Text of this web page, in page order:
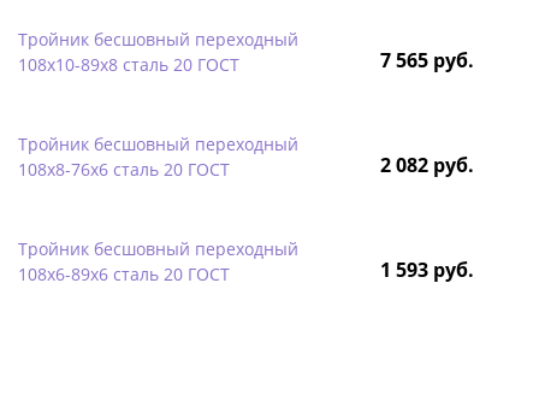
Тройник бесшовный переходный
108х10-89х8 сталь 20 ГОСТ
7 565 руб.
Тройник бесшовный переходный
108х8-76х6 сталь 20 ГОСТ
2 082 руб.
Тройник бесшовный переходный
108х6-89х6 сталь 20 ГОСТ
1 593 руб.